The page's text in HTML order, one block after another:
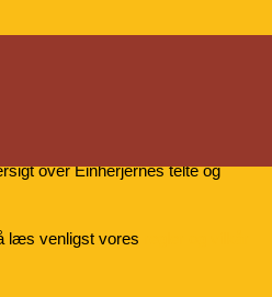
over Einherjernes telte og
læs venligst vores